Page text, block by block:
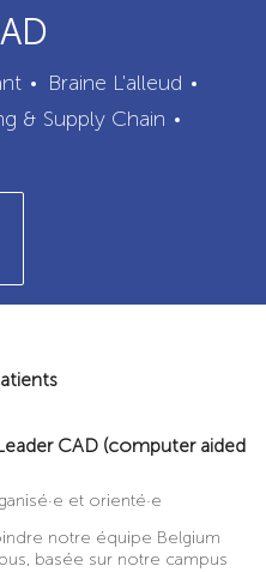
City
Braine L'alleud
& Supply Chain
CAD (computer aided
et orienté·e
notre équipe Belgium
basée sur notre campus